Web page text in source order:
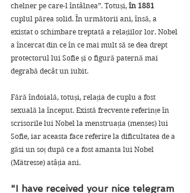
chelner pe care-l întâlnea”. Totuși, în 1881
cuplul părea solid. În următorii ani, însă, a
existat o schimbare treptată a relațiilor lor. Nobel
a încercat din ce în ce mai mult să se dea drept
protectorul lui Sofie și o figură paternă mai
degrabă decât un iubit.
Fără îndoială, totuși, relația de cuplu a fost
sexuală la început. Există frecvente referințe în
scrisorile lui Nobel la menstruația (menses) lui
Sofie, iar aceasta face referire la dificultatea de a
găsi un soț după ce a fost amanta lui Nobel
(Mätresse) atâția ani.
"I have received your nice telegram